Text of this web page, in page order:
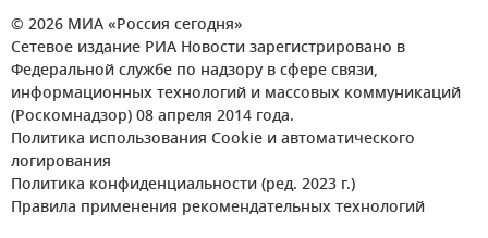
© 2026 МИА «Россия сегодня»
Сетевое издание РИА Новости зарегистрировано в
Федеральной службе по надзору в сфере связи,
информационных технологий и массовых коммуникаций
(Роскомнадзор) 08 апреля 2014 года.
Политика использования Cookie и автоматического
логирования
Политика конфиденциальности (ред. 2023 г.)
Правила применения рекомендательных технологий